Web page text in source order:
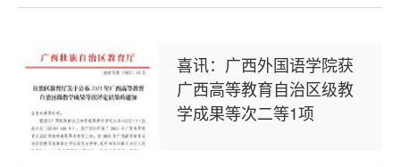
喜讯：广西外国语学院获
广西高等教育自治区级教
学成果等次二等1项